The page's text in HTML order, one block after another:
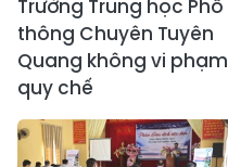
Trường Trung học Phổ
thông Chuyên Tuyên
Quang không vi phạm
quy chế